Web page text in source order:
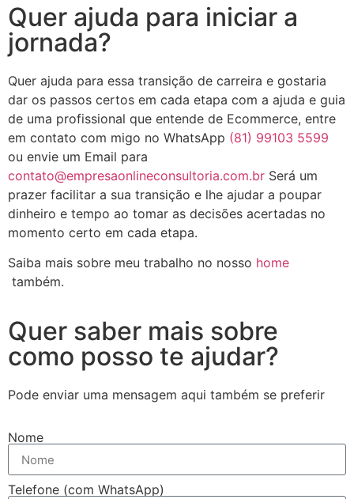
Quer ajuda para iniciar a
jornada?
Quer ajuda para essa transição de carreira e gostaria
dar os passos certos em cada etapa com a ajuda e guia
de uma profissional que entende de Ecommerce, entre
em contato com migo no WhatsApp (81) 99103 5599
ou envie um Email para
contato@empresaonlineconsultoria.com.br Será um
prazer facilitar a sua transição e lhe ajudar a poupar
dinheiro e tempo ao tomar as decisões acertadas no
momento certo em cada etapa.
Saiba mais sobre meu trabalho no nosso home
também.
Quer saber mais sobre
como posso te ajudar?
Pode enviar uma mensagem aqui também se preferir
Nome
Telefone (com WhatsApp)